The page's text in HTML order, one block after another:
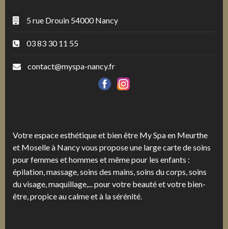
5 rue Drouin 54000 Nancy
03 83 30 11 55
contact@myspa-nancy.fr
Votre espace esthétique et bien être My Spa en Meurthe
et Moselle à Nancy vous propose une large carte de soins
pour femmes et hommes et même pour les enfants :
épilation, massage, soins des mains, soins du corps, soins
du visage, maquillage,... pour votre beauté et votre bien-
être, propice au calme et à la sérénité.